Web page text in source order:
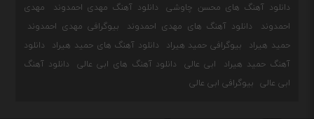
دانلود آهنگ های محسن چاوشی
دانلود آهنگ مهدی احمدوند
مهدی
احمدوند
دانلود آهنگ های مهدی احمدوند
بیوگرافی مهدی احمدوند
حمید هیراد
بیوگرافی حمید هیراد دانلود آهنگ های حمید هیراد
دانلود
آهنگ حمید هیراد
ابی عالی دانلود آهنگ های ابی عالی
دانلود آهنگ
ابی عالی
بیوگرافی ابی عالی